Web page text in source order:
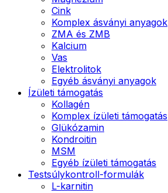
Cink
Komplex ásványi anyagok
ZMA és ZMB
Kalcium
Vas
Elektrolitok
Egyéb ásványi anyagok
Ízületi támogatás
Kollagén
Komplex ízületi támogatás
Glükózamin
Kondroitin
MSM
Egyéb ízületi támogatás
Testsúlykontroll-formulák
L-karnitin